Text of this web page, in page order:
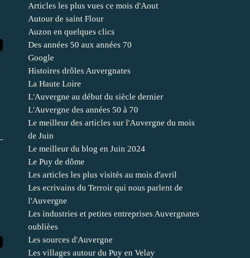
Articles les plus vues ce mois d'Aout
Autour de saint Flour
Auzon en quelques clics
Des années 50 aux années 70
Google
Histoires drôles Auvergnates
La Haute Loire
L'Auvergne au début du siècle dernier
L'Auvergne des années 50 à 70
Le meilleur des articles sur l'Auvergne du mois
de Juin
Le meilleur du blog en Juin 2024
Le Puy de dôme
Les articles les plus visités au mois d'avril
Les ecrivains du Terroir qui nous parlent de
l'Auvergne
Les industries et petites entreprises Auvergnates
oublièes
Les sources d'Auvergne
Les villages autour du Puy en Velay